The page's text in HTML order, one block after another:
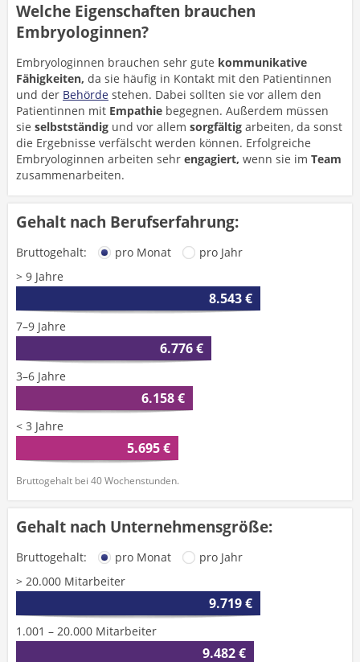
Welche Eigenschaften brauchen
Embryologinnen?
Embryologinnen brauchen sehr gute kommunikative
Fähigkeiten, da sie häufig in Kontakt mit den Patientinnen
und der Behörde stehen. Dabei sollten sie vor allem den
Patientinnen mit Empathie begegnen. Außerdem müssen
sie selbstständig und vor allem sorgfältig arbeiten, da sonst
die Ergebnisse verfälscht werden können. Erfolgreiche
Embryologinnen arbeiten sehr engagiert, wenn sie im Team
zusammenarbeiten.
Gehalt nach Berufserfahrung:
Bruttogehalt: pro Monat
pro Jahr
> 9 Jahre
8.543 €
7–9 Jahre
6.776 €
3–6 Jahre
6.158 €
< 3 Jahre
5.695 €
Bruttogehalt bei 40 Wochenstunden.
Gehalt nach Unternehmensgröße:
Bruttogehalt: pro Monat
pro Jahr
> 20.000 Mitarbeiter
9.719 €
1.001 – 20.000 Mitarbeiter
9.482 €